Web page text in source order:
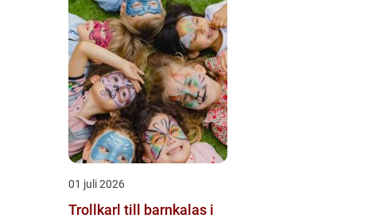
01 juli 2026
Trollkarl till barnkalas i